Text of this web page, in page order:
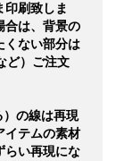
印刷致しま
合は、背景の
くない部分は
ど）ご注文
）の線は再現
イテムの素材
らい再現にな